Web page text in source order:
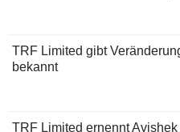
TRF Limited gibt
bekannt
TRF Limited ernennt